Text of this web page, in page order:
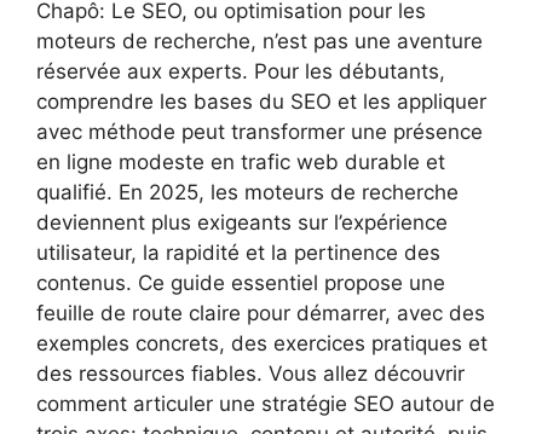
Chapô: Le SEO, ou optimisation pour les
moteurs de recherche, n’est pas une aventure
réservée aux experts. Pour les débutants,
comprendre les bases du SEO et les appliquer
avec méthode peut transformer une présence
en ligne modeste en trafic web durable et
qualifié. En 2025, les moteurs de recherche
deviennent plus exigeants sur l’expérience
utilisateur, la rapidité et la pertinence des
contenus. Ce guide essentiel propose une
feuille de route claire pour démarrer, avec des
exemples concrets, des exercices pratiques et
des ressources fiables. Vous allez découvrir
comment articuler une stratégie SEO autour de